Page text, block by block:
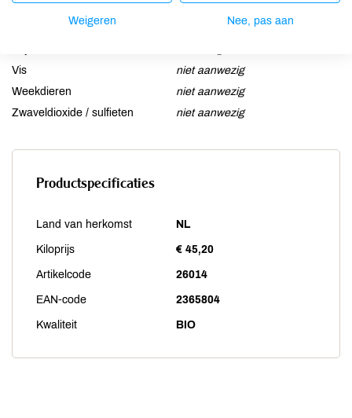
Selderij
niet aanwezig
niet aanwezig
Vis
niet aanwezig
Weekdieren
niet aanwezig
Zwaveldioxide / sulfieten
niet aanwezig
Productspecificaties
Land van herkomst NL
Kiloprijs € 45,20
Artikelcode 26014
EAN-code 2365804
Kwaliteit BIO
Weigeren Nee, pas aan